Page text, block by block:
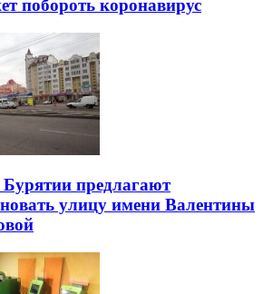
побороть коронавирус
предлагают
улицу имени Валентины